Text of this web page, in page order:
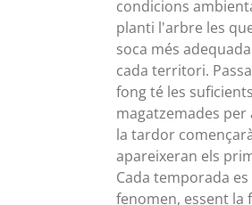
condicions
planti l'arbre les
soca més
cada territori.
fong té les
magatzemades
la tardor
apareixeran els
Cada temporada
fenomen, essent la